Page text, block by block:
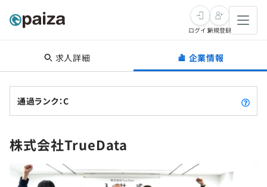
転職・キャリア
転職成功ガイド
転職エージェント
インタビュー
転職成功ガイド
新卒就活
求人検索
本選考
学習
講座一覧
スキルチェック
ログイン新規登録
求人詳細 企業情報
通過ランク：C
株式会社TrueData